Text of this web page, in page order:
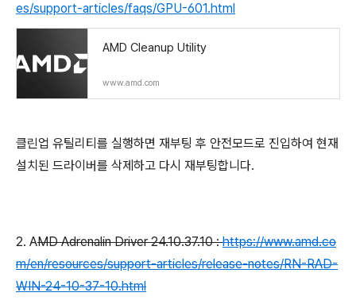
es/support-articles/faqs/GPU-601.html
AMD Cleanup Utility
www.amd.com
클린업 유틸리티를 실행하면 재부팅 후 안전모드로 진입하여 현재
설치된 드라이버를 삭제하고 다시 재부팅합니다.
2. AMD Adrenalin Driver 24.10.37.10 :https://www.amd.co
m/en/resources/support-articles/release-notes/RN-RAD-
WIN-24-10-37-10.html